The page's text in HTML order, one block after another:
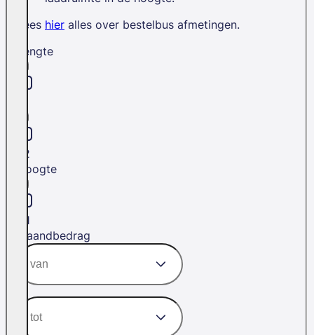
Lees hier alles over bestelbus afmetingen.
Lengte
L2
Hoogte
H1
Maandbedrag